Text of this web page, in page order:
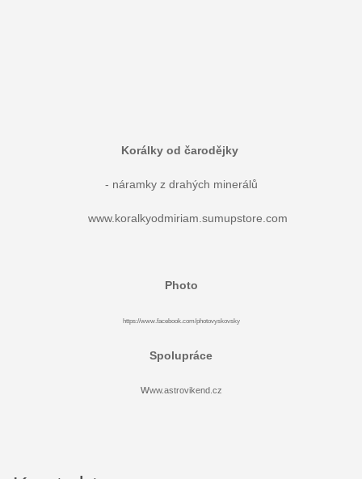
Korálky od čarodějky
- náramky z drahých minerálů
www.koralkyodmiriam.sumupstore.com
Photo
https://www.facebook.com/photovyskovsky
Spolupráce
www.astrovikend.cz